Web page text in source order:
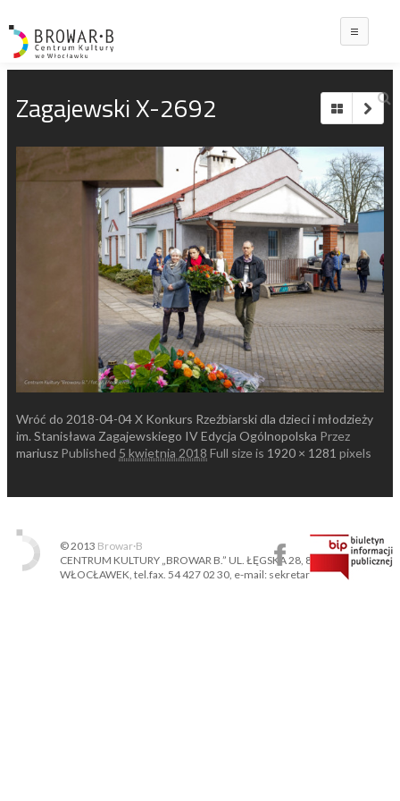
Zagajewski X-2692
Wróć do 2018-04-04 X Konkurs Rzeźbiarski dla dzieci i młodzieży
im. Stanisława Zagajewskiego IV Edycja Ogólnopolska Przez
mariusz Published 5 kwietnia 2018 Full size is 1920 × 1281 pixels
© 2013 Browar·B
CENTRUM KULTURY „BROWAR B.” UL. ŁĘGSKA 28, 87-800
WŁOCŁAWEK, tel.fax. 54 427 02 30, e-mail: sekretariat@ckbb.pl